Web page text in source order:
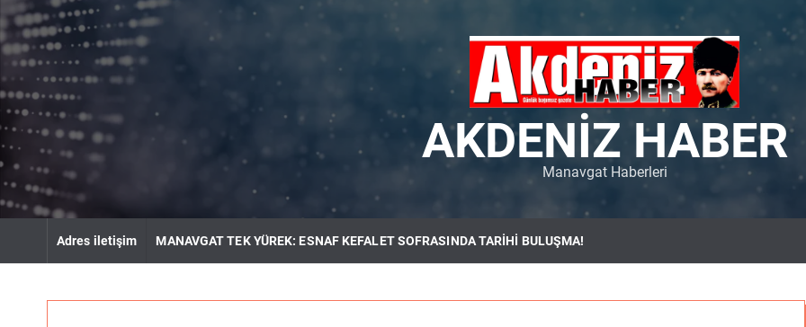
k
t
c
o
n
e
AKDENIZ HABER
Manavgat Haberleri
Adres iletişim MANAVGAT TEK YÜREK: ESNAF KEFALET SOFRASINDA TARİHİ BULUŞMA!